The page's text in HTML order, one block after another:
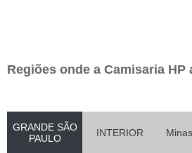
Regiões onde a Camisaria HP
GRANDE SÃO
PAULO
INTERIOR